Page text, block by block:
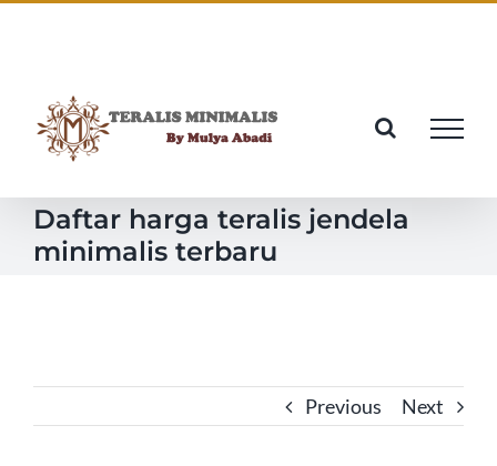
Daftar harga teralis jendela
minimalis terbaru
Previous Next